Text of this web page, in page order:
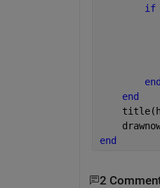
if
end
end
end
2